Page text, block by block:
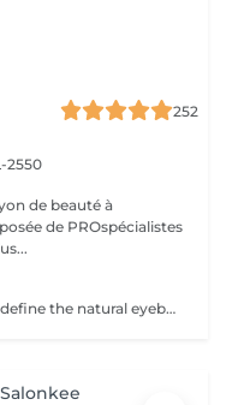
252
2550
de beauté à
A brow shaping service designed to define the natural eyebrow line and create a cleaner, more balanced look. The treatment includes defining the brow shape and removing unwanted hair for a refined result. Result: well-defined eyebrows that frame the face beautifully. Recommended frequency: every 3 to 4 weeks.